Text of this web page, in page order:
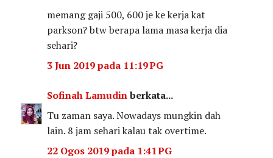
memang gaji 500, 600 je ke kerja kat
parkson? btw berapa lama masa kerja dia
sehari?
3 Jun 2019 pada 11:19 PG
Sofinah Lamudinberkata...
Tu zaman saya. Nowadays mungkin dah
lain. 8 jam sehari kalau tak overtime.
22 Ogos 2019 pada 1:41 PG